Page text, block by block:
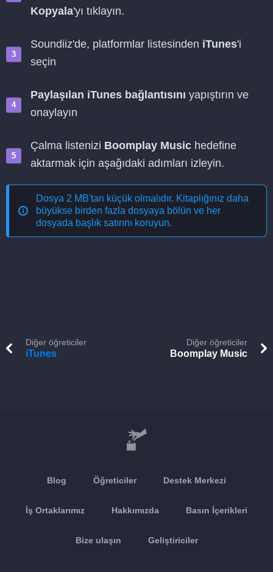
Kopyala'yı tıklayın.
Soundiiz'de, platformlar listesinden iTunes'i
seçin
Paylaşılan iTunes bağlantısını yapıştırın ve
onaylayın
Çalma listenizi Boomplay Music hedefine
aktarmak için aşağıdaki adımları izleyin.
Dosya 2 MB'tan küçük olmalıdır. Kitaplığınız daha
büyükse birden fazla dosyaya bölün ve her
dosyada başlık satırını koruyun.
Diğer öğreticiler
iTunes
Diğer öğreticiler
Boomplay Music
Blog Öğreticiler Destek Merkezi
İş Ortaklarımız Hakkımızda Basın İçerikleri
Bize ulaşın Geliştiriciler